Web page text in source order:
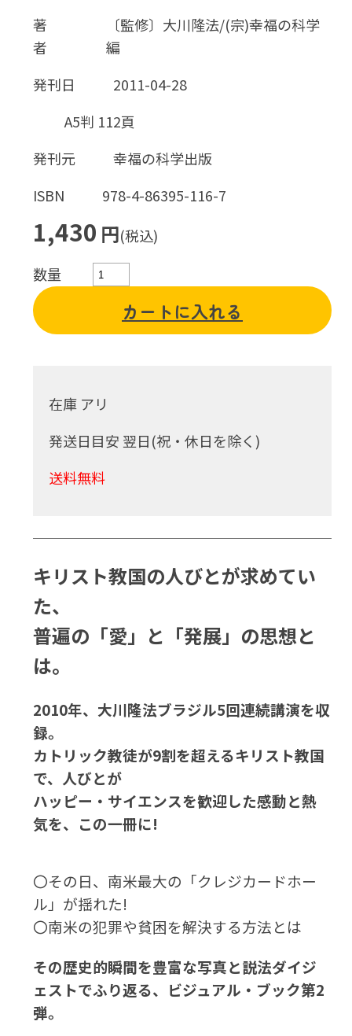
著
者
〔監修〕大川隆法/(宗)幸福の科学
編
発刊日
2011-04-28
A5判 112頁
発刊元
幸福の科学出版
ISBN
978-4-86395-116-7
1,430 円(税込)
数量
カートに入れる
在庫 アリ
発送日目安 翌日(祝・休日を除く)
送料無料
キリスト教国の人びとが求めてい
た、
普遍の「愛」と「発展」の思想と
は。
2010年、大川隆法ブラジル5回連続講演を収
録。
カトリック教徒が9割を超えるキリスト教国
で、人びとが
ハッピー・サイエンスを歓迎した感動と熱
気を、この一冊に!
〇その日、南米最大の「クレジカードホー
ル」が揺れた!
〇南米の犯罪や貧困を解決する方法とは
その歴史的瞬間を豊富な写真と説法ダイジ
ェストでふり返る、ビジュアル・ブック第2
弾。